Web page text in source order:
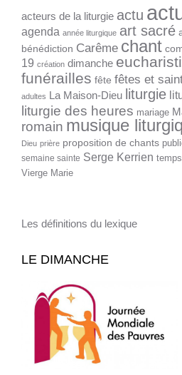
acteurs de la liturgie actu
agenda année liturgique art sacré
bénédiction Carême chant
19 création dimanche
funérailles fête fêtes et
adultes La Maison-Dieu liturgie
liturgie des heures mariage
romain musique
Dieu prière proposition de chants
semaine sainte Serge Kerrien
Vierge Marie
Les définitions du lexique
LE DIMANCHE